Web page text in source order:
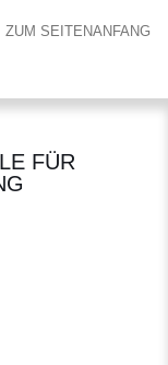
ZUM SEITENANFANG
FÜR